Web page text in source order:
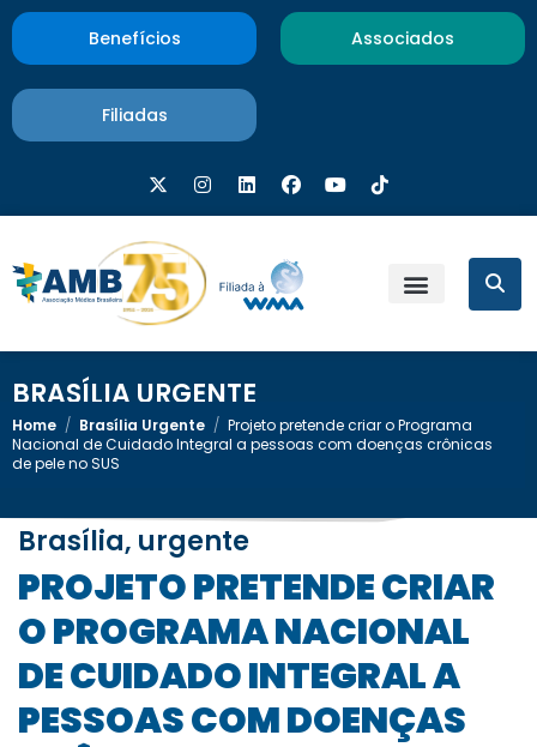
Benefícios Associados
Filiadas
BRASÍLIA URGENTE
Home / Brasília Urgente / Projeto pretende criar o Programa
Nacional de Cuidado Integral a pessoas com doenças crônicas
de pele no SUS
Brasília, urgente
PROJETO PRETENDE CRIAR
O PROGRAMA NACIONAL
DE CUIDADO INTEGRAL A
PESSOAS COM DOENÇAS